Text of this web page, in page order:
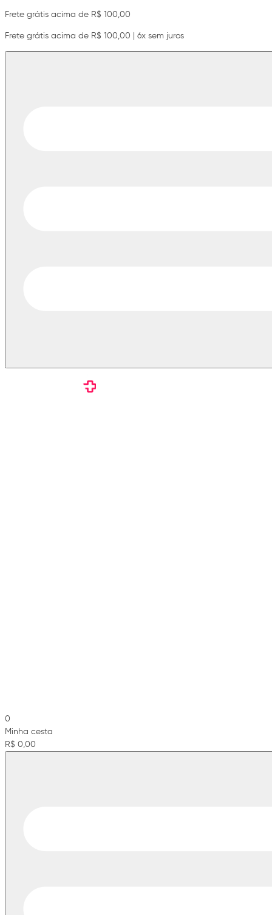
Frete grátis acima de R$ 100,00
Frete grátis acima de R$ 100,00 | 6x sem juros
0
Minha cesta
R$ 0,00